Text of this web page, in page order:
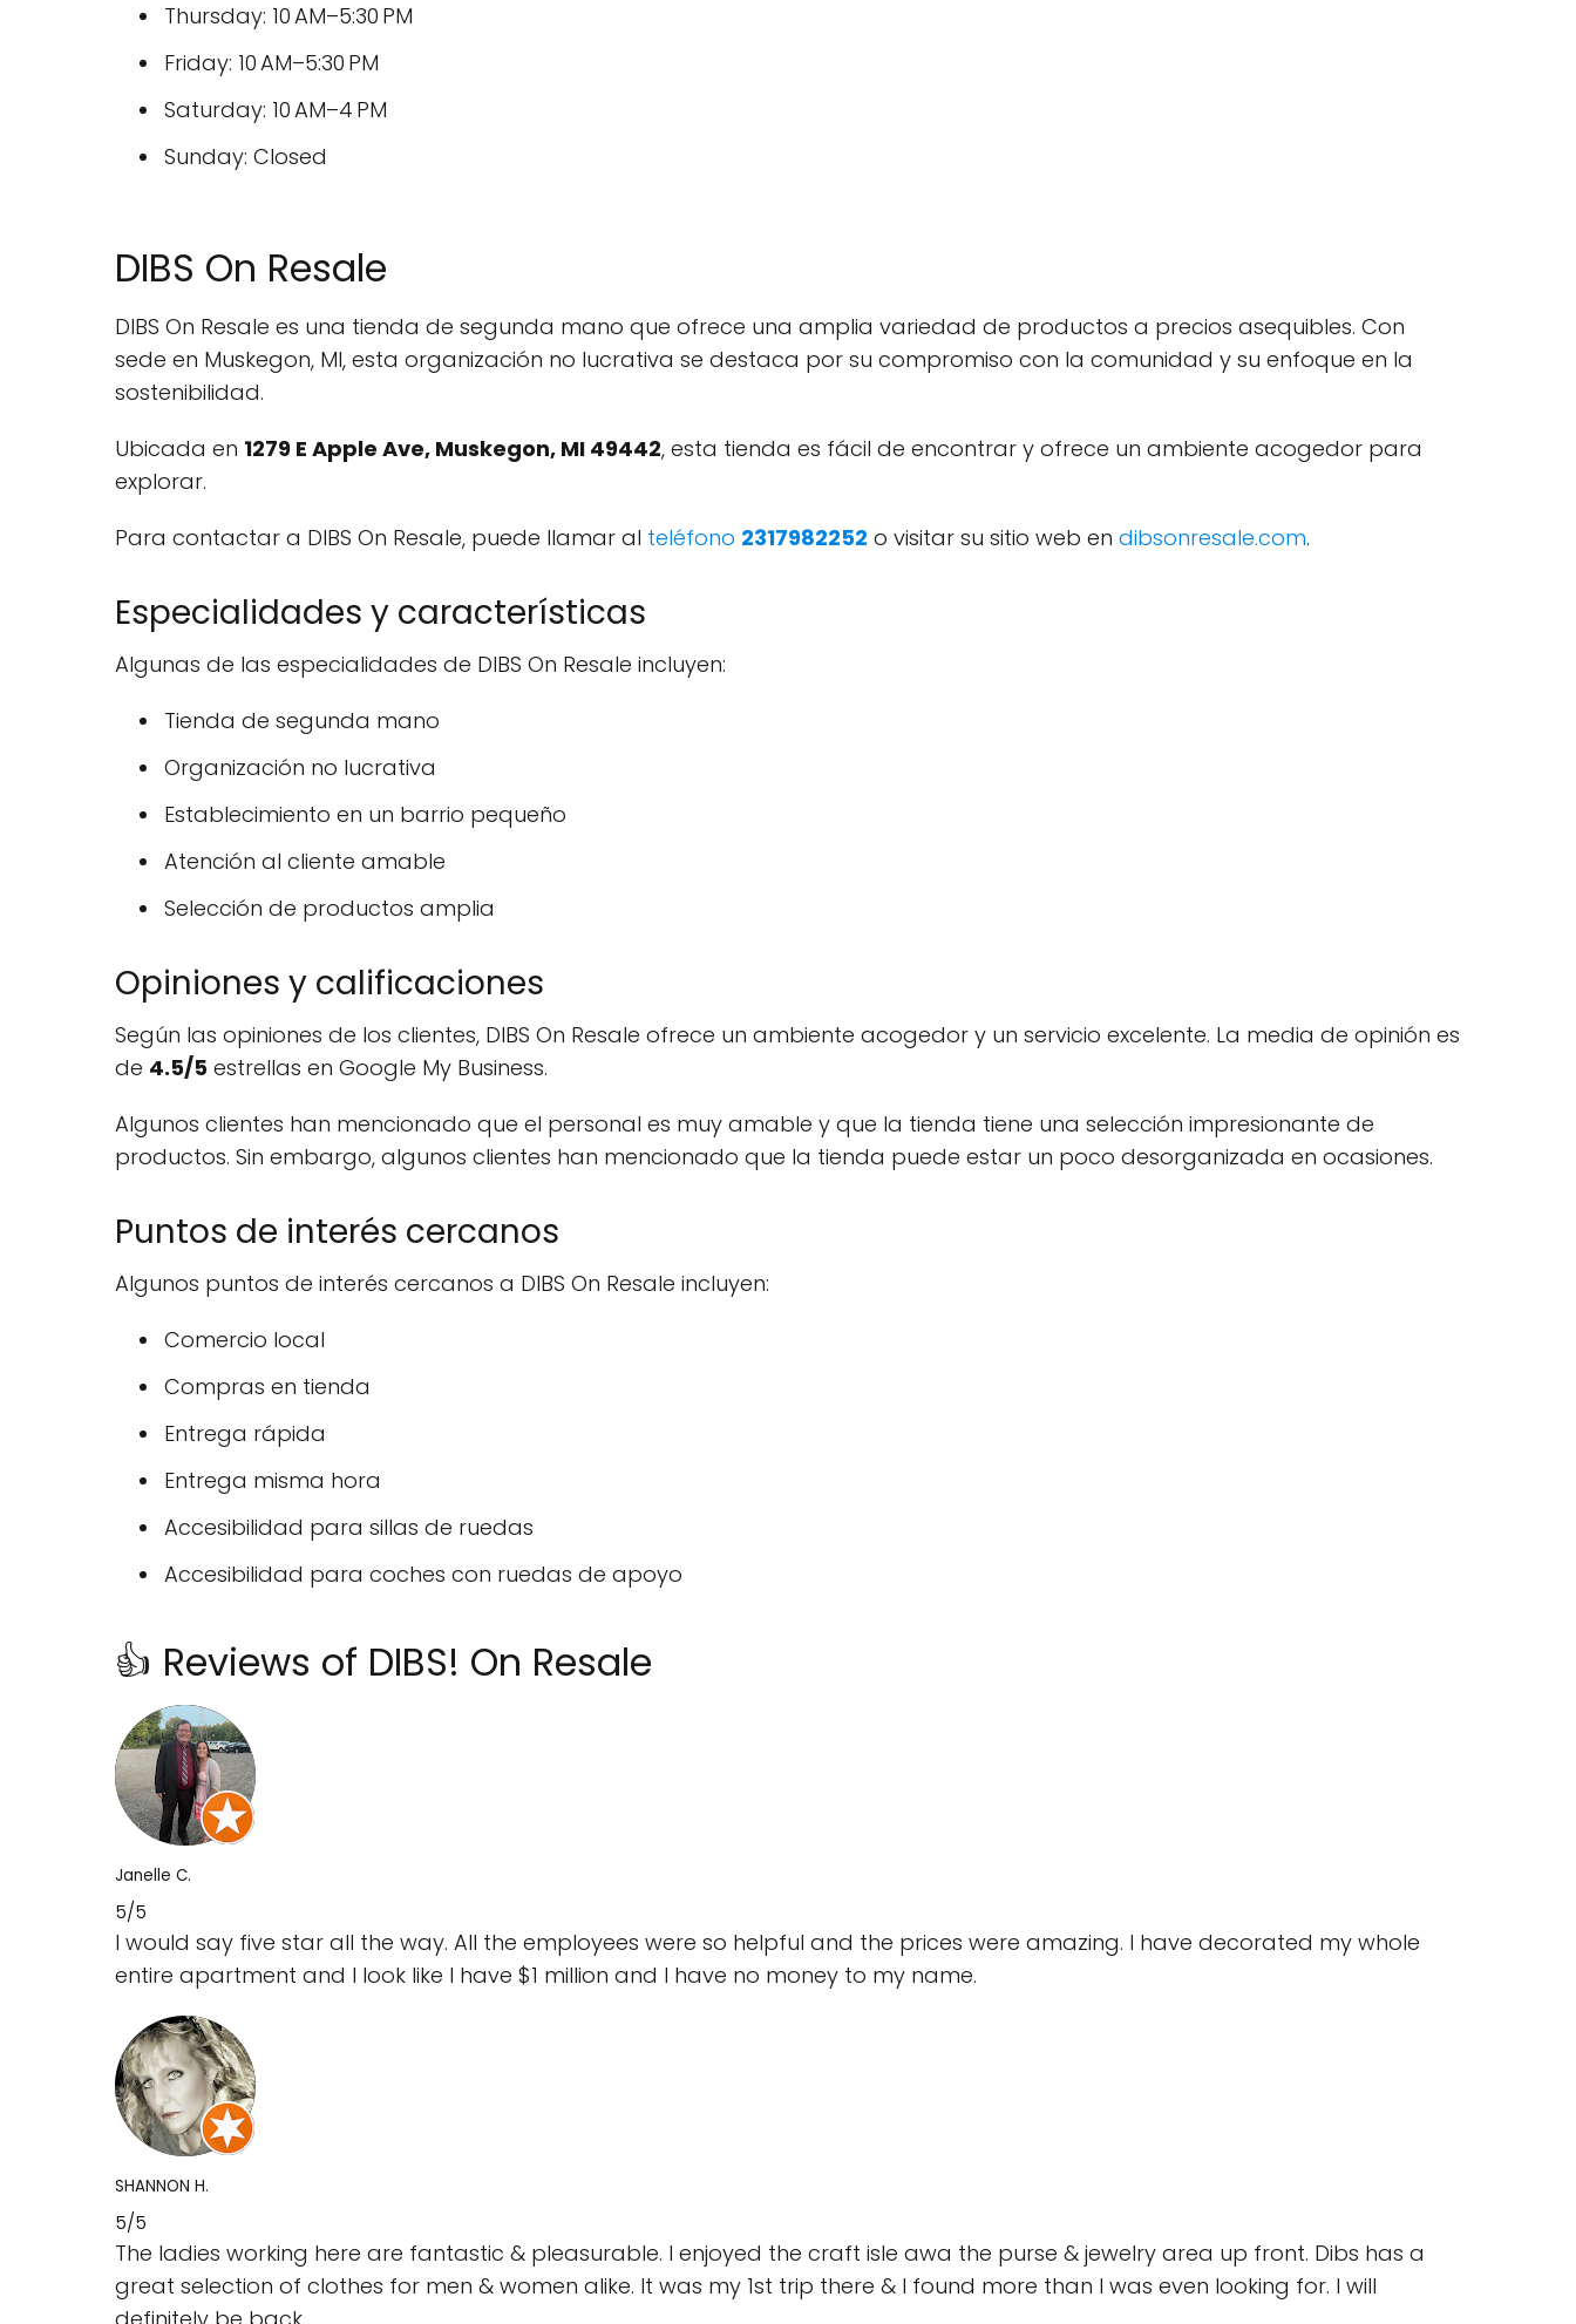
Thursday: 10 AM–5:30 PM
Friday: 10 AM–5:30 PM
Saturday: 10 AM–4 PM
Sunday: Closed
DIBS On Resale
DIBS On Resale es una tienda de segunda mano que ofrece una amplia variedad de productos a precios asequibles. Con
sede en Muskegon, MI, esta organización no lucrativa se destaca por su compromiso con la comunidad y su enfoque en la
sostenibilidad.
Ubicada en 1279 E Apple Ave, Muskegon, MI 49442, esta tienda es fácil de encontrar y ofrece un ambiente acogedor para
explorar.
Para contactar a DIBS On Resale, puede llamar al teléfono 2317982252 o visitar su sitio web en dibsonresale.com.
Especialidades y características
Algunas de las especialidades de DIBS On Resale incluyen:
Tienda de segunda mano
Organización no lucrativa
Establecimiento en un barrio pequeño
Atención al cliente amable
Selección de productos amplia
Opiniones y calificaciones
Según las opiniones de los clientes, DIBS On Resale ofrece un ambiente acogedor y un servicio excelente. La media de opinión es
de 4.5/5 estrellas en Google My Business.
Algunos clientes han mencionado que el personal es muy amable y que la tienda tiene una selección impresionante de
productos. Sin embargo, algunos clientes han mencionado que la tienda puede estar un poco desorganizada en ocasiones.
Puntos de interés cercanos
Algunos puntos de interés cercanos a DIBS On Resale incluyen:
Comercio local
Compras en tienda
Entrega rápida
Entrega misma hora
Accesibilidad para sillas de ruedas
Accesibilidad para coches con ruedas de apoyo
👍 Reviews of DIBS! On Resale
Janelle C.
5/5
I would say five star all the way. All the employees were so helpful and the prices were amazing. I have decorated my whole
entire apartment and I look like I have $1 million and I have no money to my name.
SHANNON H.
5/5
The ladies working here are fantastic & pleasurable. I enjoyed the craft isle awa the purse & jewelry area up front. Dibs has a
great selection of clothes for men & women alike. It was my 1st trip there & I found more than I was even looking for. I will